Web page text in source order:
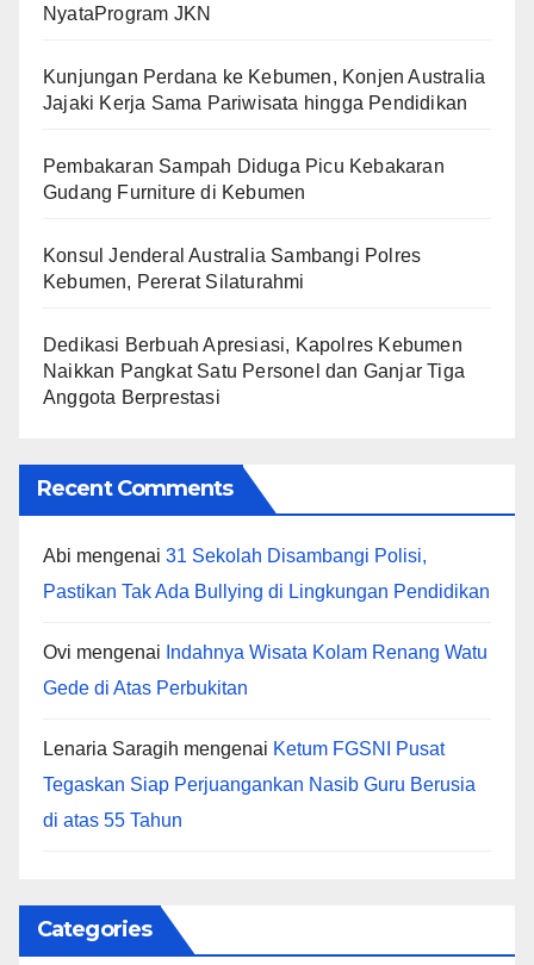
NyataProgram JKN
Kunjungan Perdana ke Kebumen, Konjen Australia
Jajaki Kerja Sama Pariwisata hingga Pendidikan
Pembakaran Sampah Diduga Picu Kebakaran
Gudang Furniture di Kebumen
Konsul Jenderal Australia Sambangi Polres
Kebumen, Pererat Silaturahmi
Dedikasi Berbuah Apresiasi, Kapolres Kebumen
Naikkan Pangkat Satu Personel dan Ganjar Tiga
Anggota Berprestasi
Recent Comments
Abi mengenai 31 Sekolah Disambangi Polisi,
Pastikan Tak Ada Bullying di Lingkungan Pendidikan
Ovi mengenai Indahnya Wisata Kolam Renang Watu
Gede di Atas Perbukitan
Lenaria Saragih mengenai Ketum FGSNI Pusat
Tegaskan Siap Perjuangankan Nasib Guru Berusia
di atas 55 Tahun
Categories